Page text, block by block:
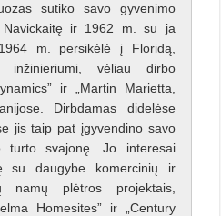
sutiko savo gyvenimo
Navickaitę ir 1962 m. su ja
m. persikėlė į Floridą,
inžinieriumi, vėliau dirbo
ir „Martin Marietta,
Dirbdamas didelėse
jis taip pat įgyvendino savo
turto svajonę. Jo interesai
su daugybe komercinių ir
namų plėtros projektais,
Homesites” ir „Century